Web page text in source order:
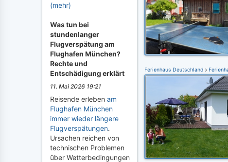
(mehr)
Was tun bei
stundenlanger
Flugverspätung am
Flughafen München?
Rechte und
Entschädigung erklärt
11. Mai 2026 19:21
Reisende erleben am
Flughafen München
immer wieder längere
Flugverspätungen.
Ursachen reichen von
technischen Problemen
über Wetterbedingungen
Ferienhaus Deutschland